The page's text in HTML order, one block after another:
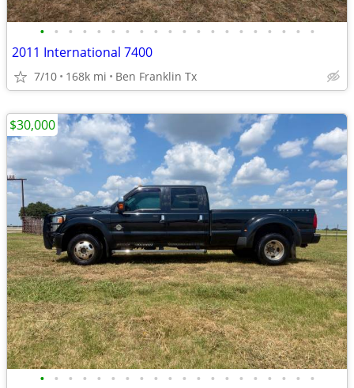
• • • • • • • • • • • • • • • • • • • •
2011 International 7400
7/10 168k mi Ben Franklin Tx
• • • • • • • • • • • • • • • • • • • •
$30,000